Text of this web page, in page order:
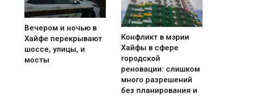
Вечером и ночью в
Хайфе перекрывают
шоссе, улицы, и
мосты
Конфликт в мэрии
Хайфы в сфере
городской
реновации: слишком
много разрешений
без планирования и